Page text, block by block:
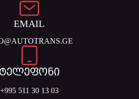
EMAIL
ტელეფონი
+995 511 30 13 03